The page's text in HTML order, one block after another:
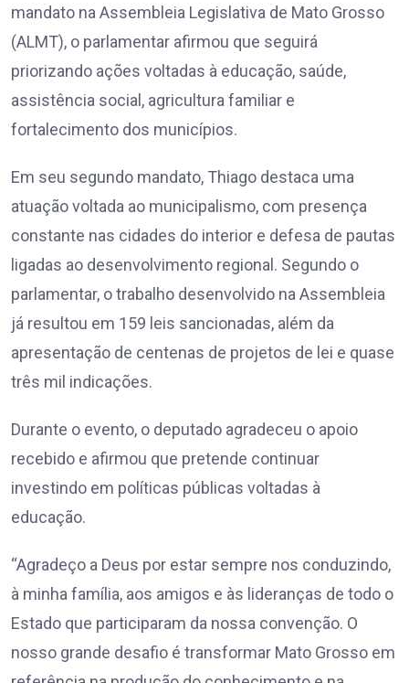
mandato na Assembleia Legislativa de Mato Grosso
(ALMT), o parlamentar afirmou que seguirá
priorizando ações voltadas à educação, saúde,
assistência social, agricultura familiar e
fortalecimento dos municípios.
Em seu segundo mandato, Thiago destaca uma
atuação voltada ao municipalismo, com presença
constante nas cidades do interior e defesa de pautas
ligadas ao desenvolvimento regional. Segundo o
parlamentar, o trabalho desenvolvido na Assembleia
já resultou em 159 leis sancionadas, além da
apresentação de centenas de projetos de lei e quase
três mil indicações.
Durante o evento, o deputado agradeceu o apoio
recebido e afirmou que pretende continuar
investindo em políticas públicas voltadas à
educação.
“Agradeço a Deus por estar sempre nos conduzindo,
à minha família, aos amigos e às lideranças de todo o
Estado que participaram da nossa convenção. O
nosso grande desafio é transformar Mato Grosso em